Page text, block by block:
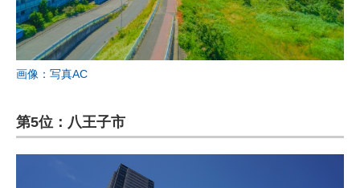
画像：写真AC
第5位：八王子市